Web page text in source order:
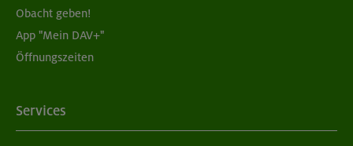
Obacht geben!
App "Mein DAV+"
Öffnungszeiten
Services